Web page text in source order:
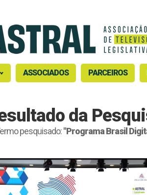
ASSOCIADOS PARCEIROS
da
pesquisado:"Programa Brasil